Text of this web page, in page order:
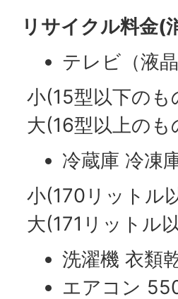
リサイクル料金(
テレビ（液
小(15型以下のも
大(16型以上の
冷蔵庫 冷凍
小(170リットル
大(171リットル
洗濯機 衣類
エアコン